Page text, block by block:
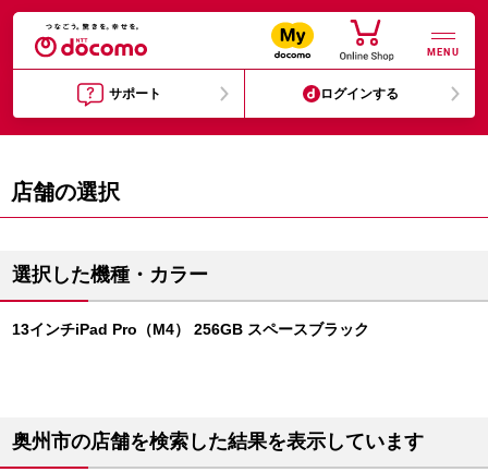
MENU
サポート ログインする
店舗の選択
選択した機種・カラー
13インチiPad Pro（M4） 256GB スペースブラック
奥州市の店舗を検索した結果を表示しています